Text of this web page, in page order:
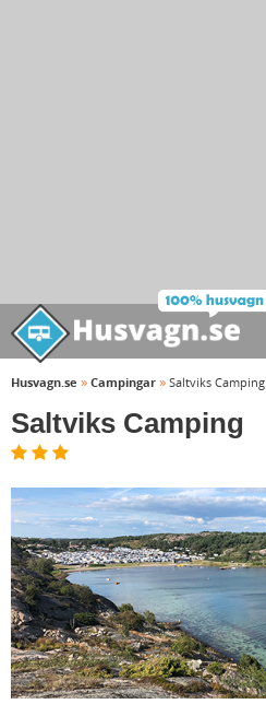
Husvagn.se » Campingar » Saltviks Camping
Saltviks Camping